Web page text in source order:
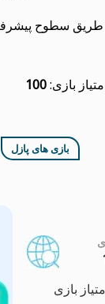
بازی:
بازی های پازل